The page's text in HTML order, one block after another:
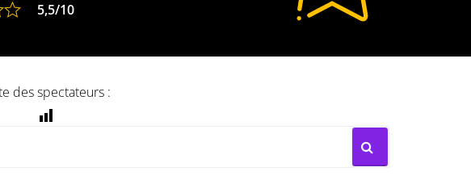
5,5/10
des spectateurs :